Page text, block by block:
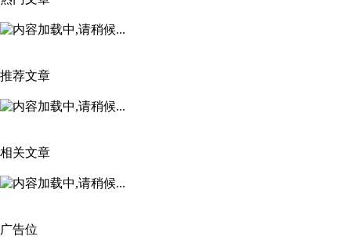
推荐文章
相关文章
广告位